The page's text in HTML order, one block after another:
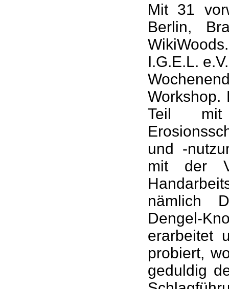
Mit 31
Berlin,
I.G.E.L.
Workshop.
Teil mit
und -
mit der
nämlich
Dengel-
erarbeitet
probiert,
geduldig